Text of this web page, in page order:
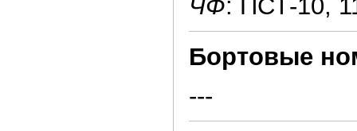
ЧФ: ПСТ-10,
Бортовые
---